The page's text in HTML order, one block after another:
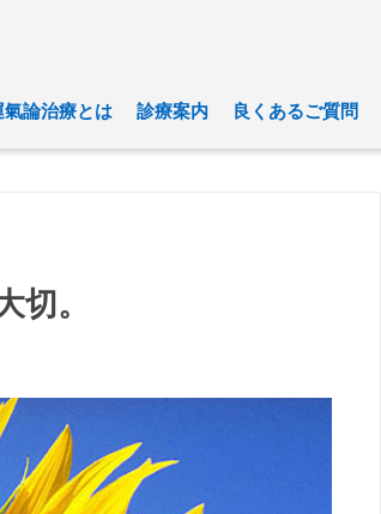
氣論治療とは 診療案内 良くあるご質問
切。